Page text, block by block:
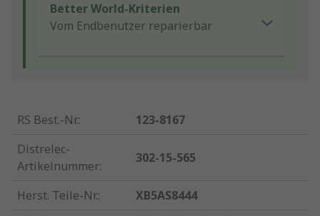
Better World-Kriterien
Vom Endbenutzer reparierbar
RS Best.-Nr.:
123-8167
Distrelec-
Artikelnummer:
302-15-565
Herst. Teile-Nr.:
XB5AS8444